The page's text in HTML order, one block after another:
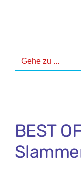
Gehe zu ...
BEST